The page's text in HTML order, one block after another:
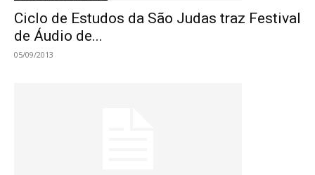
Ciclo de Estudos da São Judas traz Festival
de Áudio de...
05/09/2013